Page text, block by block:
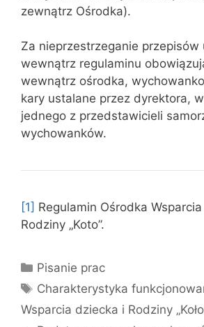
zewnątrz Ośrodka).
Za nieprzestrzeganie przepisów
wewnątrz regulaminu
wewnątrz ośrodka,
kary ustalane przez dyrektora,
jednego z przedstawicieli
wychowanków.
[1] Regulamin Ośrodka
Rodziny „Koto”.
Kategorie
Pisanie prac
Tagi
Charakterystyka
Wsparcia dziecka i Rodziny